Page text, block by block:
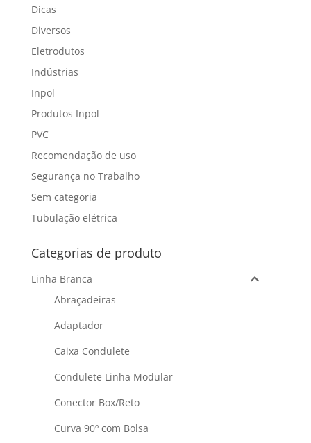
Dicas
Diversos
Eletrodutos
Indústrias
Inpol
Produtos Inpol
PVC
Recomendação de uso
Segurança no Trabalho
Sem categoria
Tubulação elétrica
Categorias de produto
Linha Branca
Abraçadeiras
Adaptador
Caixa Condulete
Condulete Linha Modular
Conector Box/Reto
Curva 90º com Bolsa